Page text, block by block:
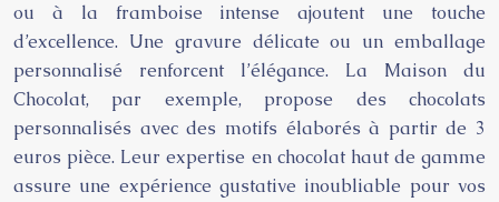
ou à la framboise intense ajoutent une touche
d’excellence. Une gravure délicate ou un emballage
personnalisé renforcent l’élégance. La Maison du
Chocolat, par exemple, propose des chocolats
personnalisés avec des motifs élaborés à partir de 3
euros pièce. Leur expertise en chocolat haut de gamme
assure une expérience gustative inoubliable pour vos